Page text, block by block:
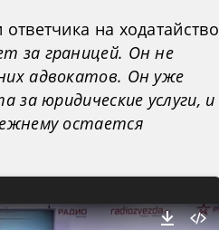
на ходатайство
за границей. Он не
адвокатов. Он уже
юридические услуги, и
остается